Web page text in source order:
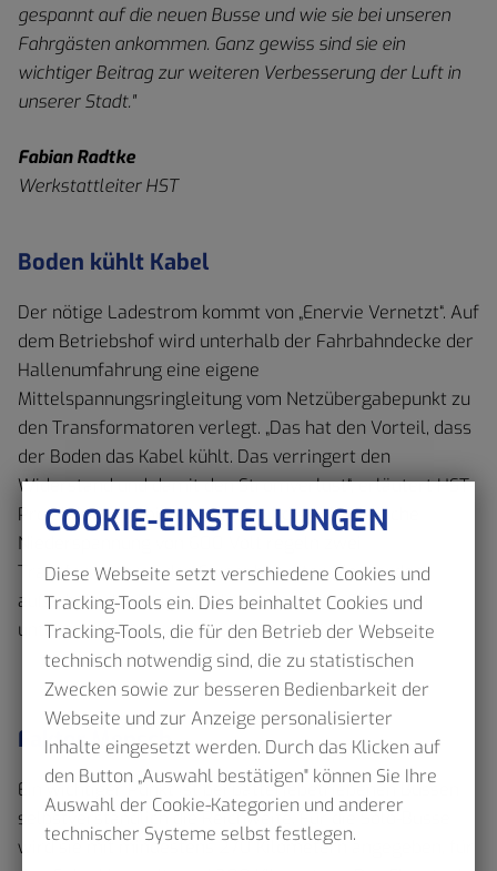
gespannt auf die neuen Busse und wie sie bei unseren
Fahrgästen ankommen. Ganz gewiss sind sie ein
wichtiger Beitrag zur weiteren Verbesserung der Luft in
unserer Stadt."
Fabian Radtke
Werkstattleiter HST
Boden kühlt Kabel
Der nötige Ladestrom kommt von „Enervie Vernetzt“. Auf
dem Betriebshof wird unterhalb der Fahrbahndecke der
Hallenumfahrung eine eigene
Mittelspannungsringleitung vom Netzübergabepunkt zu
den Transformatoren verlegt. „Das hat den Vorteil, dass
der Boden das Kabel kühlt. Das verringert den
Widerstand und damit den Stromverlust“, erläutert HST-
Projektleiter Fabian Radtke. Auf die erforderliche
Niederspannung von 600 Volt regeln zwei
Transformatoren den Strom herunter. Sie werden
außerhalb der Wagenhalle in separaten Gebäuden
untergebracht.
Faktor Mensch
Ein wichtiger Punkt ist bei batteriebetriebenen Bussen
selbstverständlich die Reichweite. Für die Solo-Busse
wird sie mit mindestens 270 Kilometern angegeben, für
COOKIE-EINSTELLUNGEN
Diese Webseite setzt verschiedene Cookies und
Tracking-Tools ein. Dies beinhaltet Cookies und
Tracking-Tools, die für den Betrieb der Webseite
technisch notwendig sind, die zu statistischen
Zwecken sowie zur besseren Bedienbarkeit der
Webseite und zur Anzeige personalisierter
Inhalte eingesetzt werden. Durch das Klicken auf
den Button „Auswahl bestätigen" können Sie Ihre
Auswahl der Cookie-Kategorien und anderer
technischer Systeme selbst festlegen.